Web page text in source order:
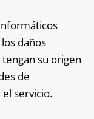
daños
tengan su origen
de
servicio.